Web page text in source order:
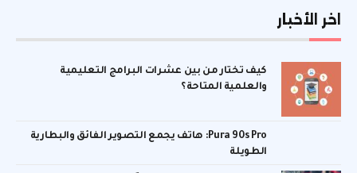
اخر الأخبار
كيف تختار من بين عشرات البرامج التعليمية
والعلمية المتاحة؟
Pura 90s Pro: هاتف يجمع التصوير الفائق والبطارية
الطويلة